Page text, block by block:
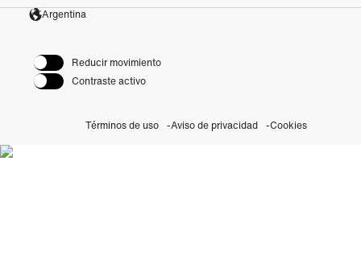
Argentina
Reducir movimiento
Contraste activo
Términos de uso Aviso de privacidad Cookies